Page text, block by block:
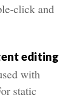
click and
editing
with
static